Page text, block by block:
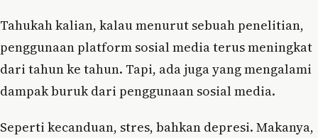
Tahukah kalian, kalau menurut sebuah penelitian,
penggunaan platform sosial media terus meningkat
dari tahun ke tahun. Tapi, ada juga yang mengalami
dampak buruk dari penggunaan sosial media.
Seperti kecanduan, stres, bahkan depresi. Makanya,